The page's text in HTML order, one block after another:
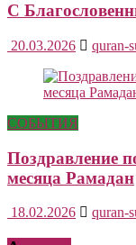
С
20.03.2026 quran-
СОБЫТИЯ
Поздравление
месяца Рамадан
18.02.2026 quran-